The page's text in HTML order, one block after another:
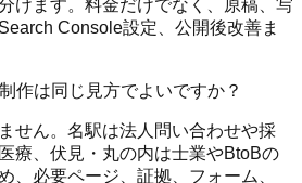
けます。料金だけでなく、原稿、写
Console設定、公開後改善ま
作は同じ見方でよいですか？
せん。名駅は法人問い合わせや採
療、伏見・丸の内は士業やBtoBの
、必要ページ、証拠、フォーム、